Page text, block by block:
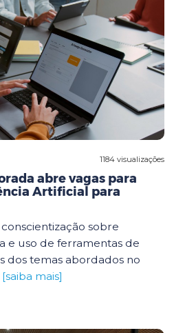
1184 visualizações
abre vagas para
Artificial para
sobre
e uso de ferramentas de
dos temas abordados no
[saiba mais]